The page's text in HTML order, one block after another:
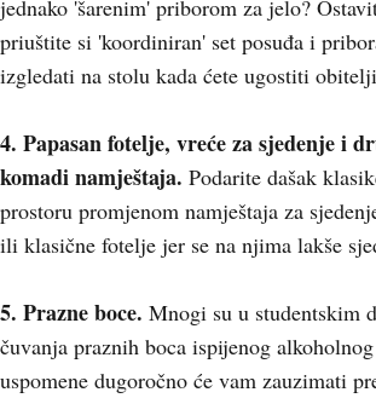
jednako 'šarenim' priborom za jelo?
priuštite si 'koordiniran' set posuđa i
izgledati na stolu kada ćete ugostiti
4. Papasan fotelje, vreće za sjedenje i
komadi namještaja. Podarite dašak
prostoru promjenom namještaja za
ili klasične fotelje jer se na njima lakše
5. Prazne boce. Mnogi su u studentskim
čuvanja praznih boca ispijenog
uspomene dugoročno će vam zauzimati